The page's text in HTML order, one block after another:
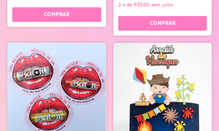
2 x de R$5,00 sem juros